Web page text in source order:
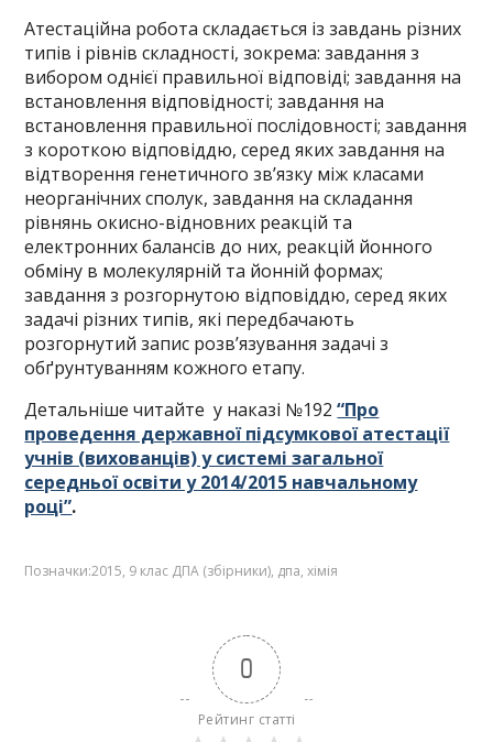
Атестаційна робота складається із завдань різних
типів і рівнів складності, зокрема: завдання з
вибором однієї правильної відповіді; завдання на
встановлення відповідності; завдання на
встановлення правильної послідовності; завдання
з короткою відповіддю, серед яких завдання на
відтворення генетичного зв’язку між класами
неорганічних сполук, завдання на складання
рівнянь окисно-відновних реакцій та
електронних балансів до них, реакцій йонного
обміну в молекулярній та йонній формах;
завдання з розгорнутою відповіддю, серед яких
задачі різних типів, які передбачають
розгорнутий запис розв’язування задачі з
обґрунтуванням кожного етапу.
Детальніше читайте у наказі №192“Про
проведення державної підсумкової атестації
учнів (вихованців) у системі загальної
середньої освіти у 2014/2015 навчальному
році”.
Позначки:2015, 9 клас ДПА (збірники), дпа,хімія
0
Рейтинг статті